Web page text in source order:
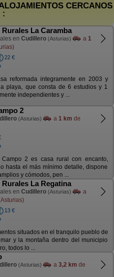
CERCANOS
:
La Caramba
en Cudillero (Asturias) a 1
22 €
reformada integramente en 2003 y
playa, que consta de 6 estudios y 1
independientes y ...
2
(Asturias) a 1 km de
2 es casa rural con encanto,
hasta el más mínimo detalle, dispone
y cómodos, pen ...
La Regatina
en Cudillero (Asturias)
a
13 €
situados en el tranquilo pueblo de
y la montaña dentro del municipio
todos lo ...
(Asturias) a 3,2 km de